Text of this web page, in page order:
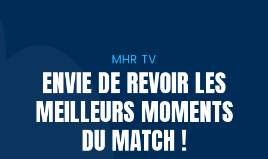
MHR TV
ENVIE DE REVOIR LES
MEILLEURS MOMENTS
DU MATCH !